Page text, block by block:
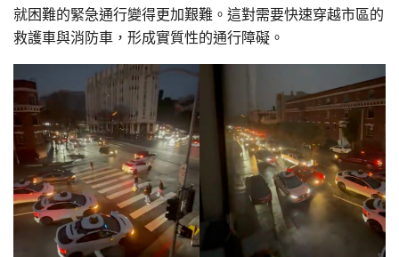
就困難的緊急通行變得更加艱難。這對需要快速穿越市區的
救護車與消防車，形成實質性的通行障礙。